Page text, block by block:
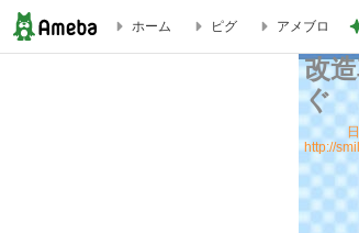
改造車の買取りはお任せ！
ホーム ピグ アメブロ
改
日本中
http://